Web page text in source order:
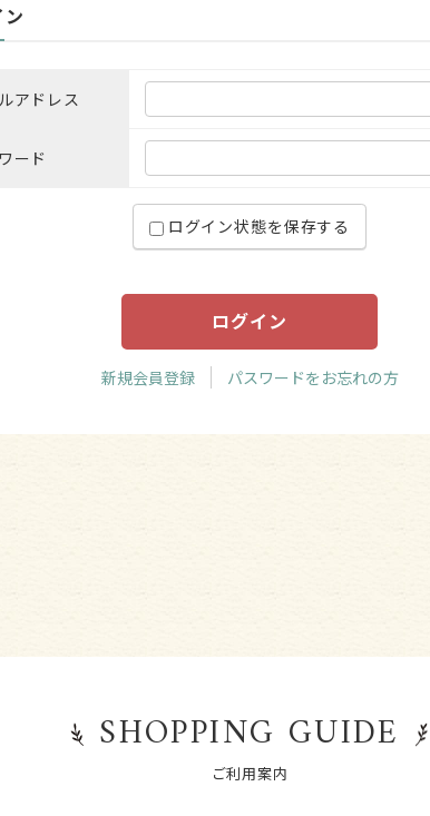
ストラップ・
アドレス
ード
ログイン状態を保存する
新規会員登録 パスワードをお忘れの方
SHOPPING GUIDE
ご利用案内